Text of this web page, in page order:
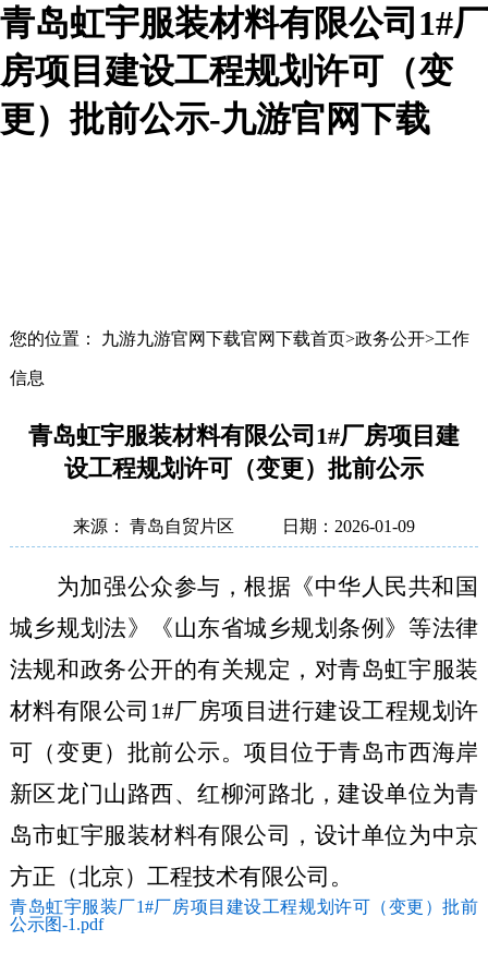
青岛虹宇服装材料有限公司1#厂
房项目建设工程规划许可（变
更）批前公示-九游官网下载
您的位置： 九游九游官网下载官网下载首页>政务公开>工作
信息
青岛虹宇服装材料有限公司1#厂房项目建
设工程规划许可（变更）批前公示
来源： 青岛自贸片区 日期：2026-01-09
为加强公众参与，根据《中华人民共和国
城乡规划法》《山东省城乡规划条例》等法律
法规和政务公开的有关规定，对青岛虹宇服装
材料有限公司 1#厂房项目进行建设工程规划许
可 （变更） 批前公示。项目位于青岛市西海岸
新区龙门山路西、红柳河路北，建设单位为青
岛市虹宇服装材料有限公司，设计单位为中京
方正（北京）工程技术有限公司。
青岛虹宇服装厂1#厂房项目建设工程规划许可（变更）批前
公示图-1.pdf